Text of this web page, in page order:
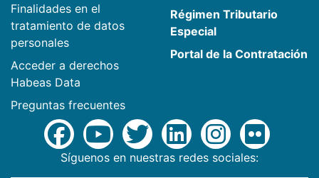
Finalidades en el
tratamiento de datos
personales
Acceder a derechos
Habeas Data
Preguntas frecuentes
Régimen Tributario
Especial
Portal de la Contratación
Síguenos en nuestras redes sociales: